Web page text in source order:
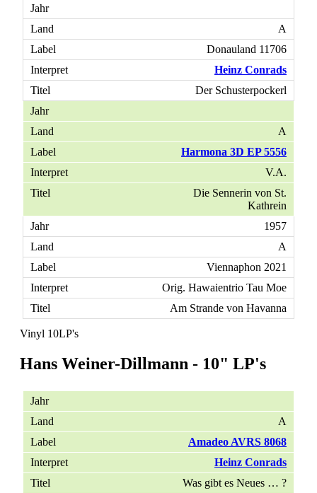
A
Donauland 11706
Heinz Conrads
Der Schusterpockerl
A
Harmona 3D EP 5556
V.A.
Die Sennerin von St.
Kathrein
1957
A
Viennaphon 2021
Orig. Hawaientrio Tau Moe
Am Strande von Havanna
Vinyl 10LP's
Hans Weiner-Dillmann - 10" LP's
A
Amadeo AVRS 8068
Heinz Conrads
Was gibt es Neues … ?